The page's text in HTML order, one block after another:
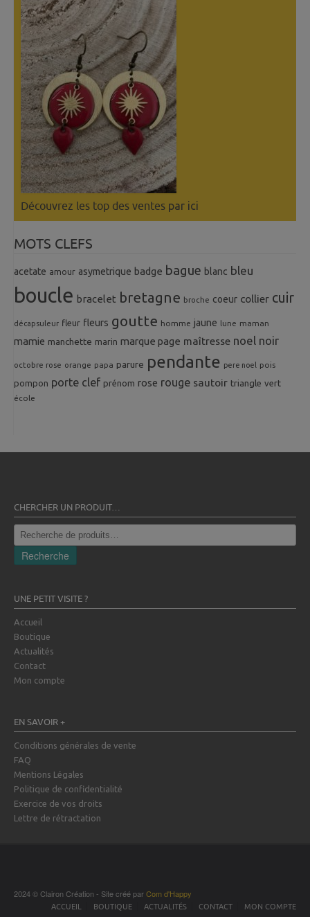
Découvrez les top des ventes par ici
MOTS CLEFS
acetate amour asymetrique badge bague blanc bleu
boucle bracelet bretagne broche coeur collier cuir
décapsuleur fleur fleurs goutte homme jaune lune maman
mamie manchette marin marque page maîtresse noel noir
octobre rose orange papa parure pendante pere noel pois
pompon porte clef prénom rose rouge sautoir triangle vert
école
CHERCHER UN PRODUIT…
Recherche
pour :
Recherche
UNE PETIT VISITE ?
Accueil
Boutique
Actualités
Contact
Mon compte
EN SAVOIR +
Conditions générales de vente
FAQ
Mentions Légales
Politique de confidentialité
Exercice de vos droits
Lettre de rétractation
2024 © Clairon Création - Site créé parCom d'Happy
ACCUEIL BOUTIQUE ACTUALITÉS CONTACT MON COMPTE